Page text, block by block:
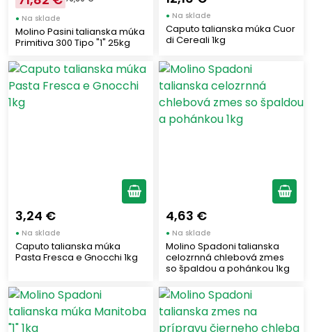
● Na sklade
Molino Pasini talianska múka
Primitiva 300 Tipo "1" 25kg
● Na sklade
Caputo talianska múka Cuor
di Cereali 1kg
3,24 €
● Na sklade
Caputo talianska múka
Pasta Fresca e Gnocchi 1kg
4,63 €
● Na sklade
Molino Spadoni talianska
celozrnná chlebová zmes
so špaldou a pohánkou 1kg